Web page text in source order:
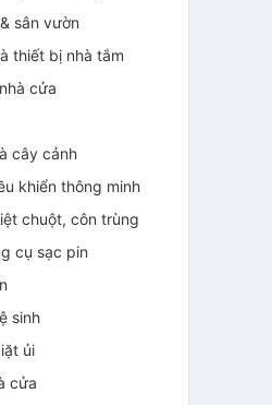
sân vườn
thiết bị nhà tắm
cửa
cây cảnh
khiển thông minh
chuột, côn trùng
cụ sạc pin
sinh
ủi
cửa